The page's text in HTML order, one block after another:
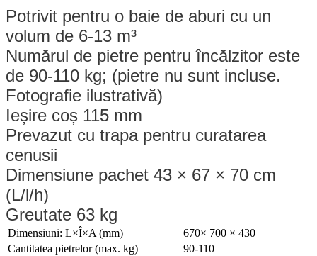
Potrivit pentru o baie de aburi cu un
volum de 6-13 m³
Numărul de pietre pentru încălzitor este
de 90-110 kg; (pietre nu sunt incluse.
Fotografie ilustrativă)
Ieșire coș 115 mm
Prevazut cu trapa pentru curatarea
cenusii
Dimensiune pachet 43 × 67 × 70 cm
(L/l/h)
Greutate 63 kg
Dimensiuni: L×Î×A (mm)
670× 700 × 430
Cantitatea pietrelor (max. kg)
90-110